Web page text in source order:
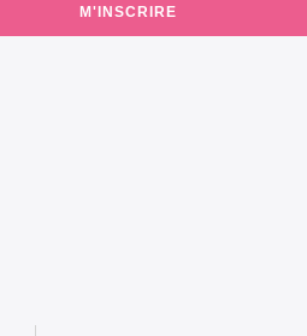
M'INSCRIRE